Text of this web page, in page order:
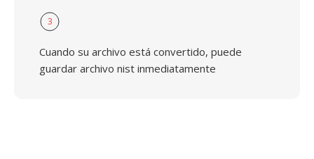
3
Cuando su archivo está convertido, puede
guardar archivo nist inmediatamente